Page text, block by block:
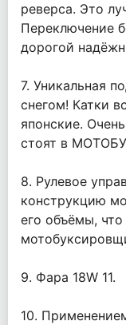
реверса. Это
Переключение
дорогой
7. Уникальная
снегом! Катки
японские.
стоят в
8. Рулевое
конструкцию
его объёмы,
9. Фара 18W 11.
10.